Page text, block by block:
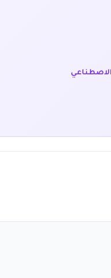
الاصطناعي